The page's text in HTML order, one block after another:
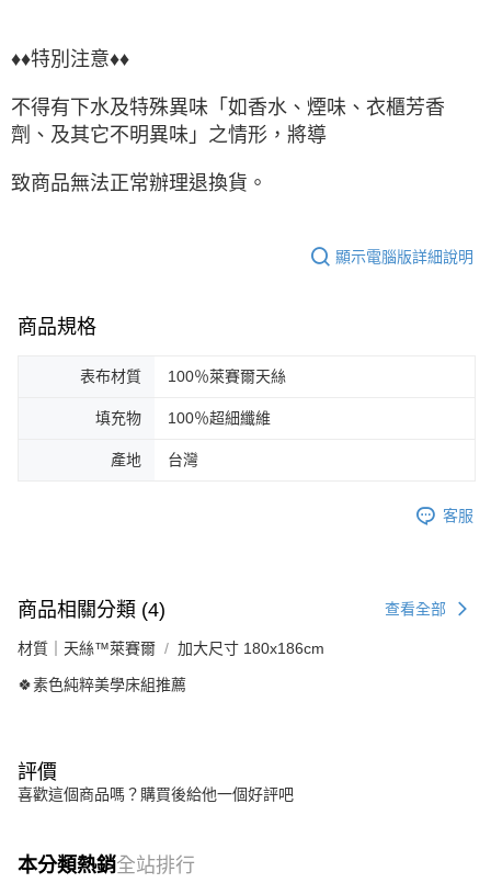
♦♦特別注意♦♦
不得有下水及特殊異味「如香水、煙味、衣櫃芳香
劑、及其它不明異味」之情形，將導
致商品無法正常辦理退換貨。
顯示電腦版詳細說明
商品規格
表布材質 100％萊賽爾天絲
填充物 100％超細纖維
產地 台灣
客服
商品相關分類 (4) 查看全部
材質｜天絲™萊賽爾 加大尺寸 180x186cm
🍀素色純粹美學床組推薦
評價
喜歡這個商品嗎？購買後給他一個好評吧
本分類熱銷全站排行